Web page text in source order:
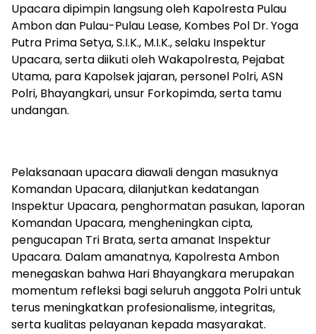
Upacara dipimpin langsung oleh Kapolresta Pulau
Ambon dan Pulau-Pulau Lease, Kombes Pol Dr. Yoga
Putra Prima Setya, S.I.K., M.I.K., selaku Inspektur
Upacara, serta diikuti olehWakapolresta, Pejabat
Utama, para Kapolsek jajaran, personel Polri, ASN
Polri, Bhayangkari, unsur Forkopimda, serta tamu
undangan.
Pelaksanaan upacara diawali dengan masuknya
Komandan Upacara, dilanjutkan kedatangan
Inspektur Upacara, penghormatan pasukan, laporan
Komandan Upacara, mengheningkan cipta,
pengucapan Tri Brata, serta amanat Inspektur
Upacara. Dalam amanatnya, KapolrestaAmbon
menegaskan bahwa Hari Bhayangkara merupakan
momentum refleksi bagi seluruh anggota Polri untuk
terus meningkatkan profesionalisme, integritas,
serta kualitas pelayanan kepada masyarakat.